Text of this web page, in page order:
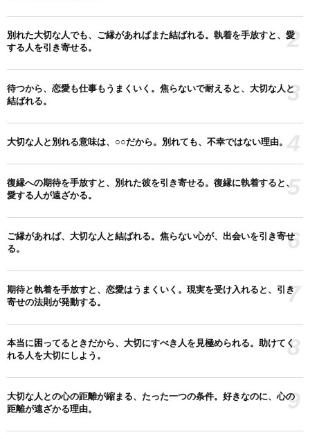
別れた大切な人でも、ご縁があればまた結ばれる。執着を手放すと、愛
する人を引き寄せる。
2
待つから、恋愛も仕事もうまくいく。焦らないで耐えると、大切な人と
結ばれる。
3
大切な人と別れる意味は、○○だから。別れても、不幸ではない理由。 4
復縁への期待を手放すと、別れた彼を引き寄せる。復縁に執着すると、
愛する人が遠ざかる。
5
ご縁があれば、大切な人と結ばれる。焦らない心が、出会いを引き寄せ
る。
6
期待と執着を手放すと、恋愛はうまくいく。現実を受け入れると、引き
寄せの法則が発動する。
7
本当に困ってるときだから、大切にすべき人を見極められる。助けてく
れる人を大切にしよう。
8
大切な人との心の距離が縮まる、たった一つの条件。好きなのに、心の
距離が遠ざかる理由。
9